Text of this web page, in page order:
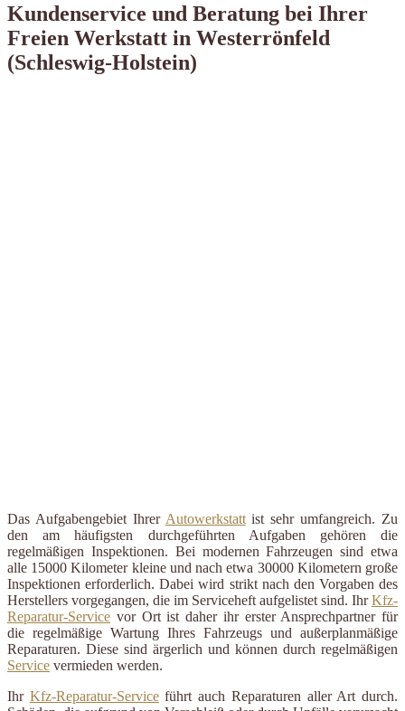
Kundenservice und Beratung bei Ihrer
Freien Werkstatt in Westerrönfeld
(Schleswig-Holstein)
Das Aufgabengebiet Ihrer Autowerkstattist sehr umfangreich. Zu
den am häufigsten durchgeführten Aufgaben gehören die
regelmäßigen Inspektionen. Bei modernen Fahrzeugen sind etwa
alle 15000 Kilometer kleine und nach etwa 30000 Kilometern große
Inspektionen erforderlich. Dabei wird strikt nach den Vorgaben des
Herstellers vorgegangen, die im Serviceheft aufgelistet sind. IhrKfz-
Reparatur-Service vor Ort ist daher ihr erster Ansprechpartner für
die regelmäßige Wartung Ihres Fahrzeugs und außerplanmäßige
Reparaturen. Diese sind ärgerlich und können durch regelmäßigen
Service vermieden werden.
Ihr Kfz-Reparatur-Serviceführt auch Reparaturen aller Art durch.